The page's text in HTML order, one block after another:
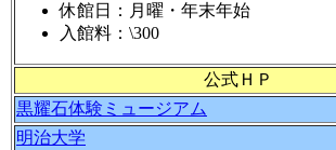
休館日：月曜・年末年始
入館料：\300
公式ＨＰ
黒耀石体験ミュージアム
明治大学